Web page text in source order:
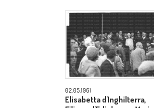
02.05.1961
Elisabetta d'Inghilterra,